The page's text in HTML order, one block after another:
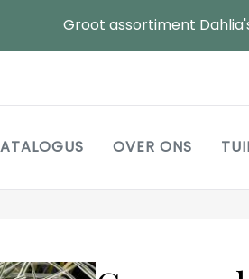
Groot assortiment
OVER ONS